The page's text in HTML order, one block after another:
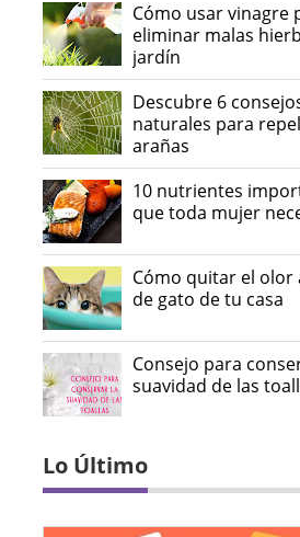
Cómo usar vinagre
eliminar malas
jardín
Descubre 6
naturales para
arañas
10 nutrientes
que toda mujer
Cómo quitar el olor
de gato de tu casa
Consejo para
suavidad de las
Lo Último